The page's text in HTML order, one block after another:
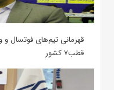
قهرمانی تیم‌های فوتسال و
قطب۷ کشور